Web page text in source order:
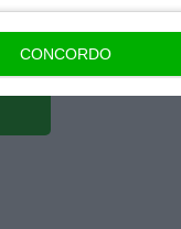
CONCORDO